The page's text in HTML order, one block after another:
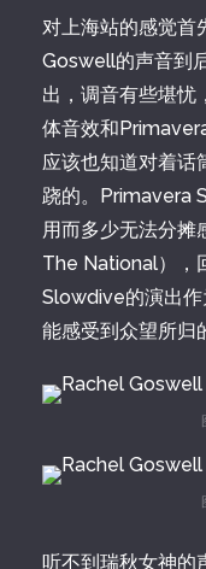
对上海站的感觉首
Goswell的声音到
出，调音有些堪忧
体音效和
应该也知道对着话
跷的。Primavera
用而多少无法分
The National），
Slowdive的演出作
能感受到众望所归
听不到瑞秋女神的